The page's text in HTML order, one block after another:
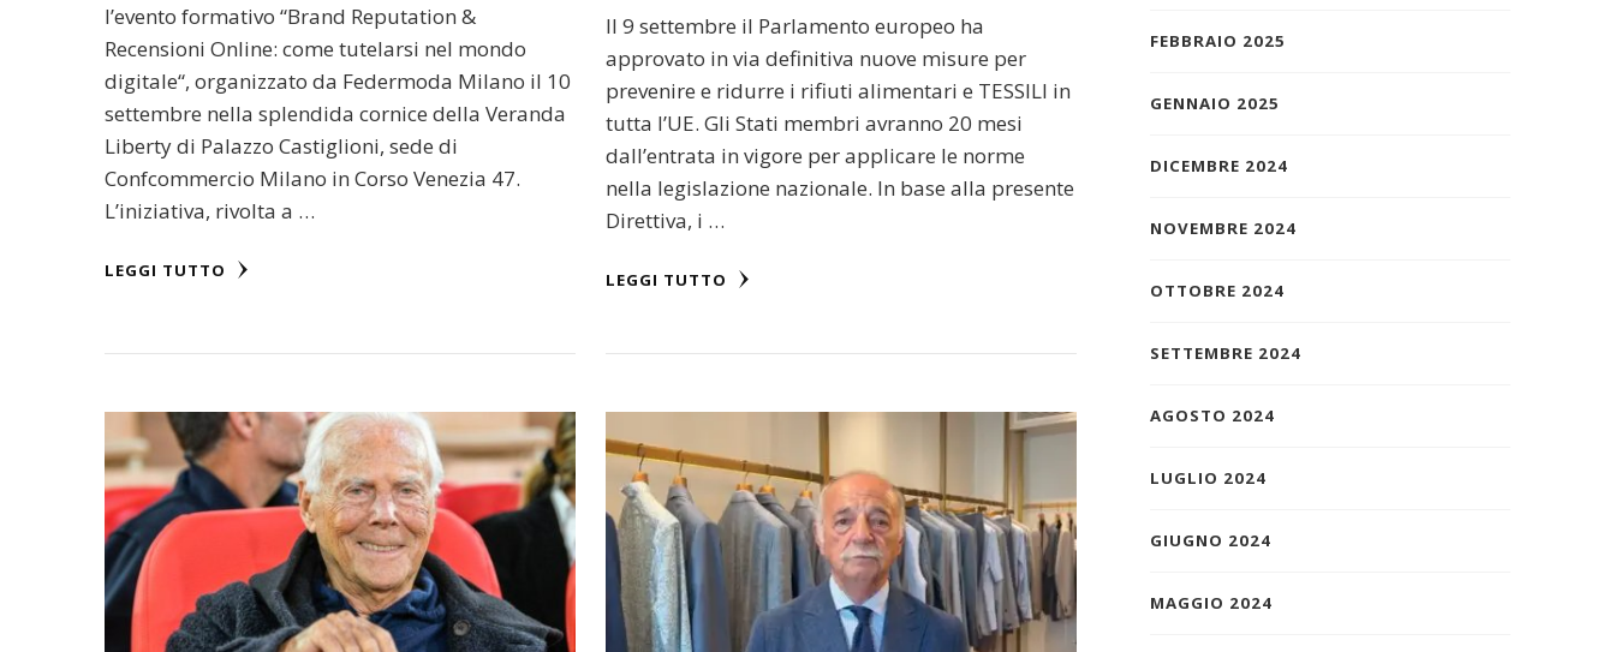
l’evento formativo “Brand Reputation &
Recensioni Online: come tutelarsi nel mondo
digitale“, organizzato da Federmoda Milano il 10
settembre nella splendida cornice della Veranda
Liberty di Palazzo Castiglioni, sede di
Confcommercio Milano in Corso Venezia 47.
L’iniziativa, rivolta a …
LEGGI TUTTO
Il 9 settembre il Parlamento europeo ha
approvato in via definitiva nuove misure per
prevenire e ridurre i rifiuti alimentari e TESSILI in
tutta l’UE. Gli Stati membri avranno 20 mesi
dall’entrata in vigore per applicare le norme
nella legislazione nazionale. In base alla presente
Direttiva, i …
LEGGI TUTTO
FEBBRAIO 2025
GENNAIO 2025
DICEMBRE 2024
NOVEMBRE 2024
OTTOBRE 2024
SETTEMBRE 2024
AGOSTO 2024
LUGLIO 2024
GIUGNO 2024
MAGGIO 2024